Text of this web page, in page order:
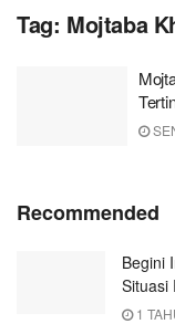
Tag: Mojtaba
Recommended
Begini
Situasi
1